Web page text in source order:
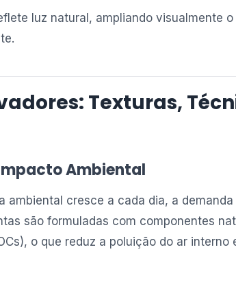
luz natural, ampliando visualmente
Texturas,
Ambiental
ambiental cresce a cada dia, a
são formuladas com componentes
o que reduz a poluição do ar interno